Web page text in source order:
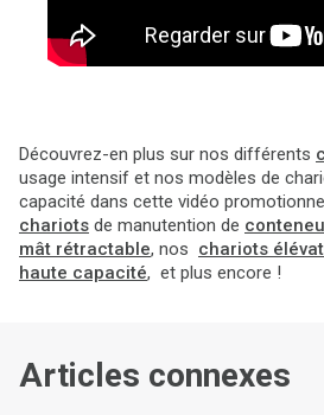
Découvrez-en plus sur nos différents
usage intensif et nos modèles de
capacité dans cette vidéo
chariots de manutention de
mât rétractable, nos chariots
haute capacité, et plus encore !
Articles connexes